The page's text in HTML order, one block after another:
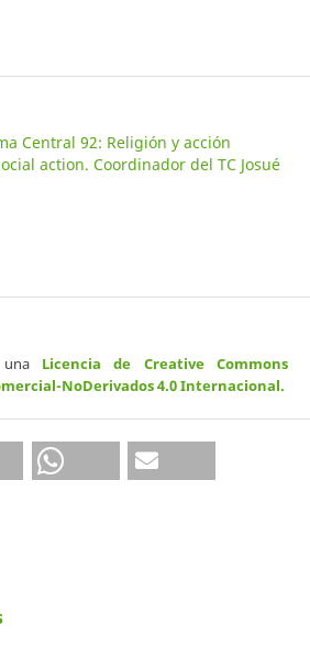
Central 92: Religión y acción
action. Coordinador del TC Josué
Licencia de Creative Commons
NoDerivados 4.0 Internacional.